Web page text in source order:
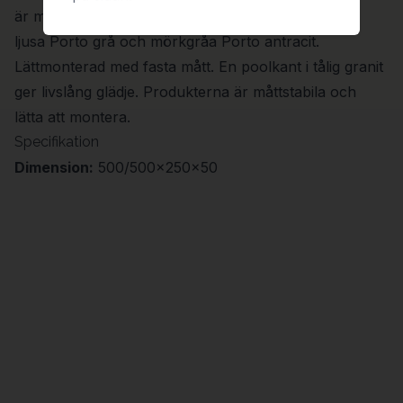
är mjuk och behaglig att gå barfota på. Två färger,
ljusa Porto grå och mörkgråa Porto antracit.
Lättmonterad med fasta mått. En poolkant i tålig granit
ger livslång glädje. Produkterna är måttstabila och
lätta att montera.
Specifikation
Dimension: 500/500x250x50